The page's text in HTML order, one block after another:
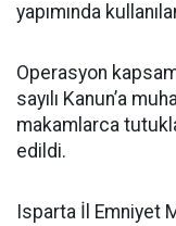
yapımında
Operasyon
sayılı Kanun’a
makamlarca
edildi.
Isparta İl Emniyet